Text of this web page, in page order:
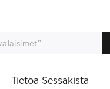
Tietoa Sessakista